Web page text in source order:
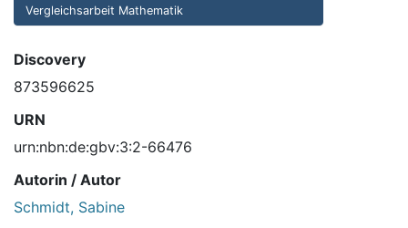
Vergleichsarbeit Mathematik
Discovery
873596625
URN
urn:nbn:de:gbv:3:2-66476
Autorin / Autor
Schmidt, Sabine